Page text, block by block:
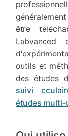
être
outils et
des études
suivi
études